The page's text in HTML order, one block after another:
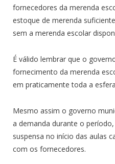
fornecedores da merenda
estoque de merenda
sem a merenda escolar
É válido lembrar que o
fornecimento da merenda
em praticamente toda a
Mesmo assim o governo
a demanda durante o
suspensa no início das aulas
com os fornecedores.